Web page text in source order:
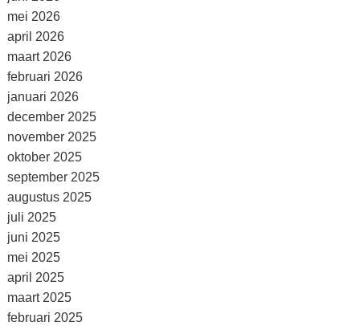
mei 2026
april 2026
maart 2026
februari 2026
januari 2026
december 2025
november 2025
oktober 2025
september 2025
augustus 2025
juli 2025
juni 2025
mei 2025
april 2025
maart 2025
februari 2025